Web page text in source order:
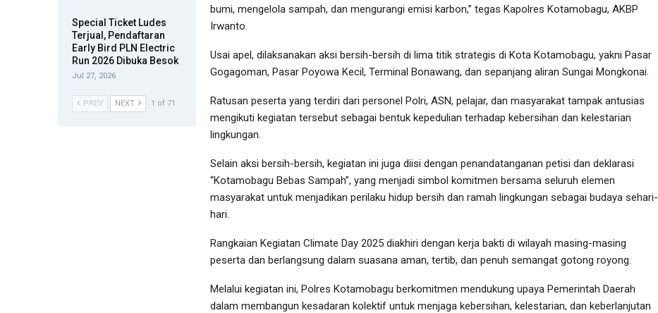
bumi, mengelola sampah, dan mengurangi emisi karbon,” tegas Kapolres Kotamobagu, AKBP
Irwanto.
Usai apel, dilaksanakan aksi bersih-bersih di lima titik strategis di Kota Kotamobagu, yakni Pasar
Gogagoman, Pasar Poyowa Kecil, Terminal Bonawang, dan sepanjang aliran Sungai Mongkonai.
Ratusan peserta yang terdiri dari personel Polri, ASN, pelajar, dan masyarakat tampak antusias
mengikuti kegiatan tersebut sebagai bentuk kepedulian terhadap kebersihan dan kelestarian
lingkungan.
Selain aksi bersih-bersih, kegiatan ini juga diisi dengan penandatanganan petisi dan deklarasi
“Kotamobagu Bebas Sampah”, yang menjadi simbol komitmen bersama seluruh elemen
masyarakat untuk menjadikan perilaku hidup bersih dan ramah lingkungan sebagai budaya sehari-
hari.
Rangkaian Kegiatan Climate Day 2025 diakhiri dengan kerja bakti di wilayah masing-masing
peserta dan berlangsung dalam suasana aman, tertib, dan penuh semangat gotong royong.
Melalui kegiatan ini, Polres Kotamobagu berkomitmen mendukung upaya Pemerintah Daerah
dalam membangun kesadaran kolektif untuk menjaga kebersihan, kelestarian, dan keberlanjutan
Special Ticket Ludes
Terjual, Pendaftaran
Early Bird PLN Electric
Run 2026 Dibuka Besok
Jul 27, 2026
PREV NEXT 1 of 71